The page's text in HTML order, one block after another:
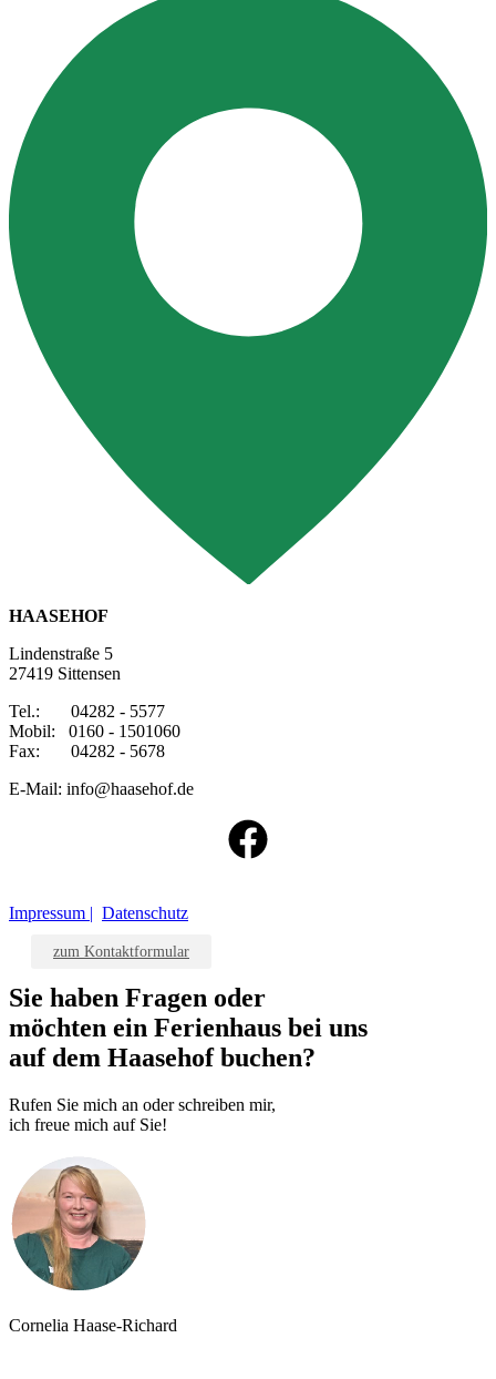
HAASEHOF
Lindenstraße 5
27419 Sittensen
Tel.: 04282 - 5577
Mobil: 0160 - 1501060
Fax: 04282 - 5678
E-Mail: info@haasehof.de
Impressum | Datenschutz
zum Kontaktformular
Sie haben Fragen oder
möchten ein Ferienhaus bei uns
auf dem Haasehof buchen?
Rufen Sie mich an oder schreiben mir,
ich freue mich auf Sie!
Cornelia Haase-Richard